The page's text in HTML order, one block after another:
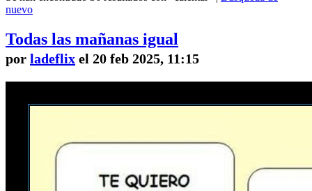
nuevo
Todas las mañanas igual
por ladeflix el 20 feb 2025, 11:15